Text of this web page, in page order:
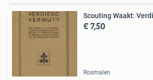
Scouting Waakt:
€ 7,50
Rosmalen